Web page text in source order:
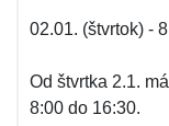
02.01. (štvrtok) -
Od štvrtka 2.1.
8:00 do 16:30.